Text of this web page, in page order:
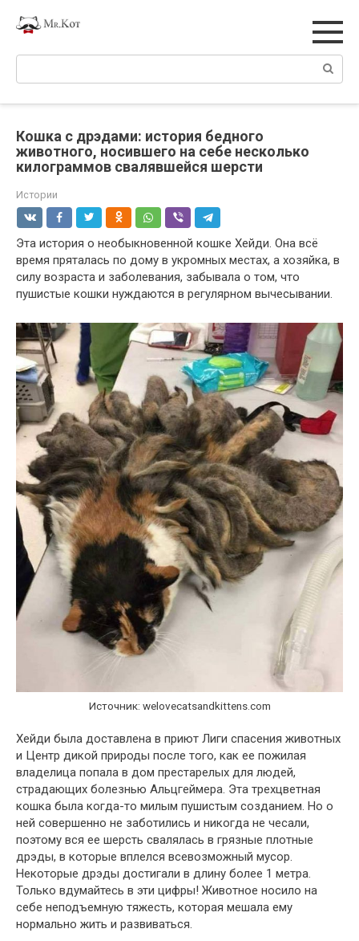
Поиск:
Кошка с дрэдами: история бедного
животного, носившего на себе несколько
килограммов свалявшейся шерсти
Истории
Эта история о необыкновенной кошке Хейди. Она всё
время пряталась по дому в укромных местах, а хозяйка, в
силу возраста и заболевания, забывала о том, что
пушистые кошки нуждаются в регулярном вычесывании.
Источник: welovecatsandkittens.com
Хейди была доставлена в приют Лиги спасения животных
и Центр дикой природы после того, как ее пожилая
владелица попала в дом престарелых для людей,
страдающих болезнью Альцгеймера. Эта трехцветная
кошка была когда-то милым пушистым созданием. Но о
ней совершенно не заботились и никогда не чесали,
поэтому вся ее шерсть свалялась в грязные плотные
дрэды, в которые вплелся всевозможный мусор.
Некоторые дрэды достигали в длину более 1 метра.
Только вдумайтесь в эти цифры! Животное носило на
себе неподъемную тяжесть, которая мешала ему
нормально жить и развиваться.